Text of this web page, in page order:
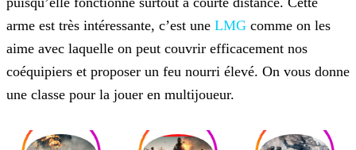
arme est très intéressante, c’est une LMG comme on les
aime avec laquelle on peut couvrir efficacement nos
coéquipiers et proposer un feu nourri élevé. On vous donne
une classe pour la jouer en multijoueur.